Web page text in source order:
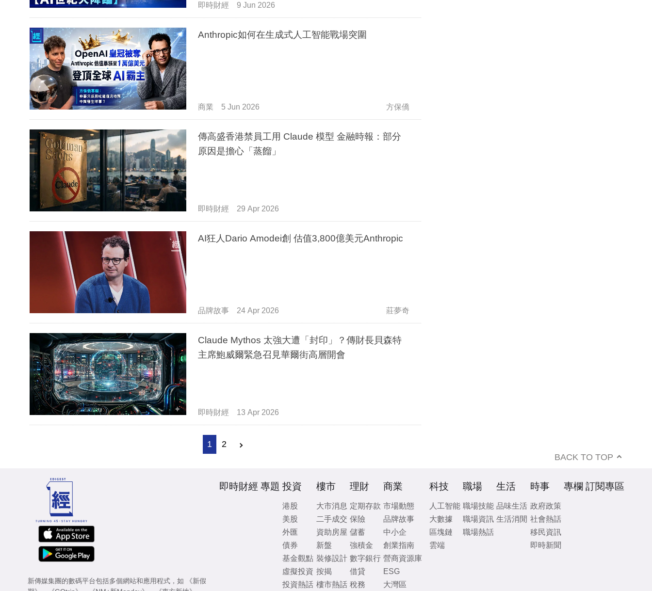
即時財經 9 Jun 2026
Anthropic如何在生成式人工智能戰場突圍
商業 5 Jun 2026 方保僑
傳高盛香港禁員工用 Claude 模型 金融時報：部分
原因是擔心「蒸餾」
即時財經 29 Apr 2026
AI狂人Dario Amodei創 估值3,800億美元Anthropic
品牌故事 24 Apr 2026 莊夢奇
Claude Mythos 太強大遭「封印」？傳財長貝森特
主席鮑威爾緊急召見華爾街高層開會
即時財經 13 Apr 2026
1 2
BACK TO TOP
新傳媒集團的數碼平台包括多個網站和應用程式，如
《新假
即時財經 專題 投資
港股
美股
外匯
債券
基金觀點
虛擬投資
投資熱話
樓市
大市消息
二手成交
資助房屋
新盤
裝修設計
按揭
樓市熱話
理財
定期存款
保險
儲蓄
強積金
數字銀行
借貸
稅務
商業
市場動態
品牌故事
中小企
創業指南
營商資源庫
ESG
大灣區
科技
人工智能
大數據
區塊鏈
雲端
職場
職場技能
職場資訊
職場熱話
生活
品味生活
生活消閒
時事
政府政策
社會熱話
移民資訊
即時新聞
專欄 訂閱專區